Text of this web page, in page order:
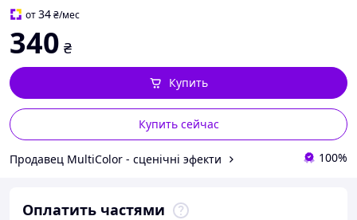
от34₴/мес
340 ₴
Купить сейчас
Купить
Продавец MultiColor - сценічні эфекти 100%
Оплатить частями